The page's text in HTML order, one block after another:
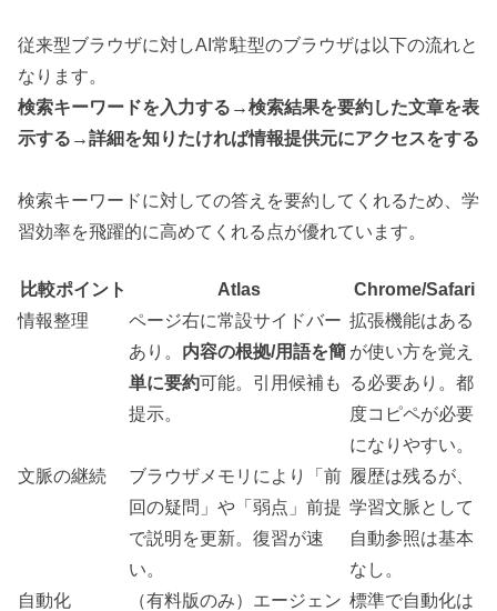
従来型ブラウザに対しAI常駐型のブラウザは以下の流れと
なります。
検索キーワードを入力する→検索結果を要約した文章を表
示する→詳細を知りたければ情報提供元にアクセスをする
検索キーワードに対しての答えを要約してくれるため、学
習効率を飛躍的に高めてくれる点が優れています。
比較ポイント Atlas
Chrome/Safari
情報整理
ページ右に常設サイドバー
あり。 内容の根拠/用語を簡
単に要約可能。引用候補も
提示。
拡張機能はある
が使い方を覚え
る必要あり。都
度コピペが必要
になりやすい。
文脈の継続
ブラウザメモリにより「前
回の疑問」や「弱点」前提
で説明を更新。復習が速
い。
履歴は残るが、
学習文脈として
自動参照は基本
なし。
自動化
（有料版のみ）エージェン 標準で自動化は